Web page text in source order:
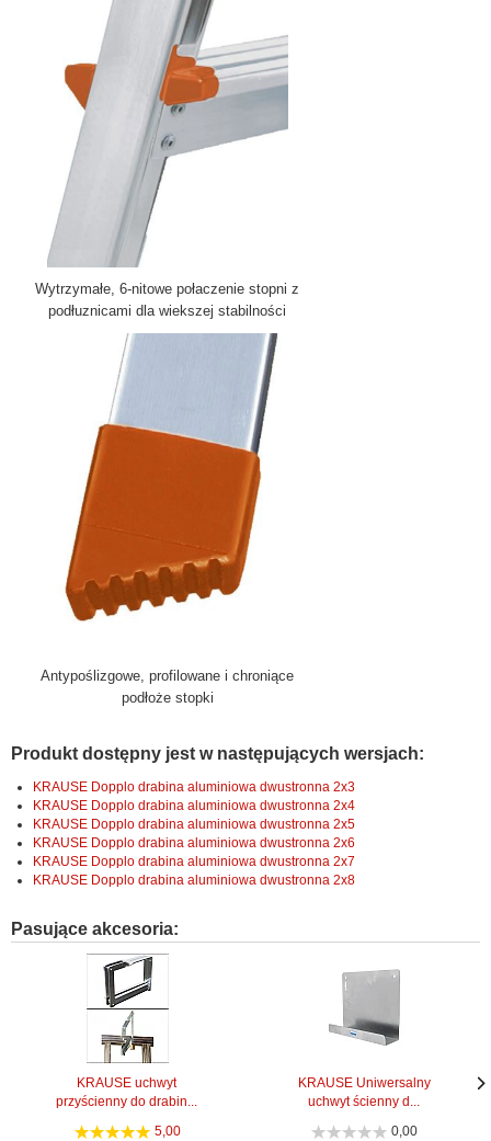
Wytrzymałe, 6-nitowe połaczenie stopni z
podłuznicami dla wiekszej stabilności
Antypoślizgowe, profilowane i chroniące
podłoże stopki
Produkt dostępny jest w następujących wersjach:
KRAUSE Dopplo drabina aluminiowa dwustronna 2x3
KRAUSE Dopplo drabina aluminiowa dwustronna 2x4
KRAUSE Dopplo drabina aluminiowa dwustronna 2x5
KRAUSE Dopplo drabina aluminiowa dwustronna 2x6
KRAUSE Dopplo drabina aluminiowa dwustronna 2x7
KRAUSE Dopplo drabina aluminiowa dwustronna 2x8
Pasujące akcesoria:
KRAUSE uchwyt
przyścienny do drabin...
5,00
KRAUSE Uniwersalny
uchwyt ścienny d...
0,00